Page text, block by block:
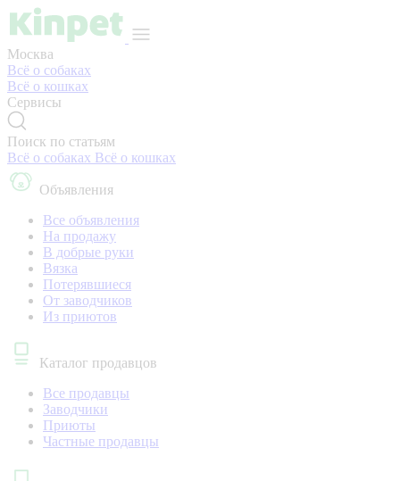
Москва
Всё о собаках
Всё о кошках
Сервисы
Поиск по статьям
Всё о собаках Всё о кошках
Объявления
Все объявления
На продажу
В добрые руки
Вязка
Потерявшиеся
От заводчиков
Из приютов
Каталог продавцов
Все продавцы
Заводчики
Приюты
Частные продавцы